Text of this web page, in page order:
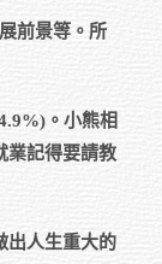
前景等。所
。小熊相
業記得要請教
出人生重大的